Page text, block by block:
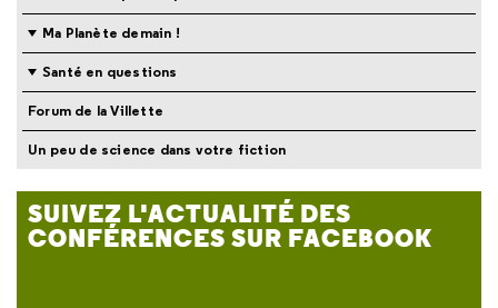
Ma Planète demain !
Santé en questions
Forum de la Villette
Un peu de science dans votre fiction
SUIVEZ L'ACTUALITÉ DES
CONFÉRENCES SUR FACEBOOK